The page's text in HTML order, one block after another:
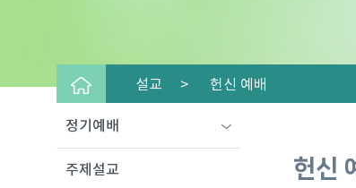
설교 > 헌신 예배
헌신
정기예배
주제설교